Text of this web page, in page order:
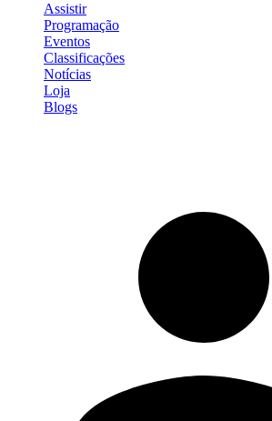
Assistir
Programação
Eventos
Classificações
Notícias
Loja
Blogs